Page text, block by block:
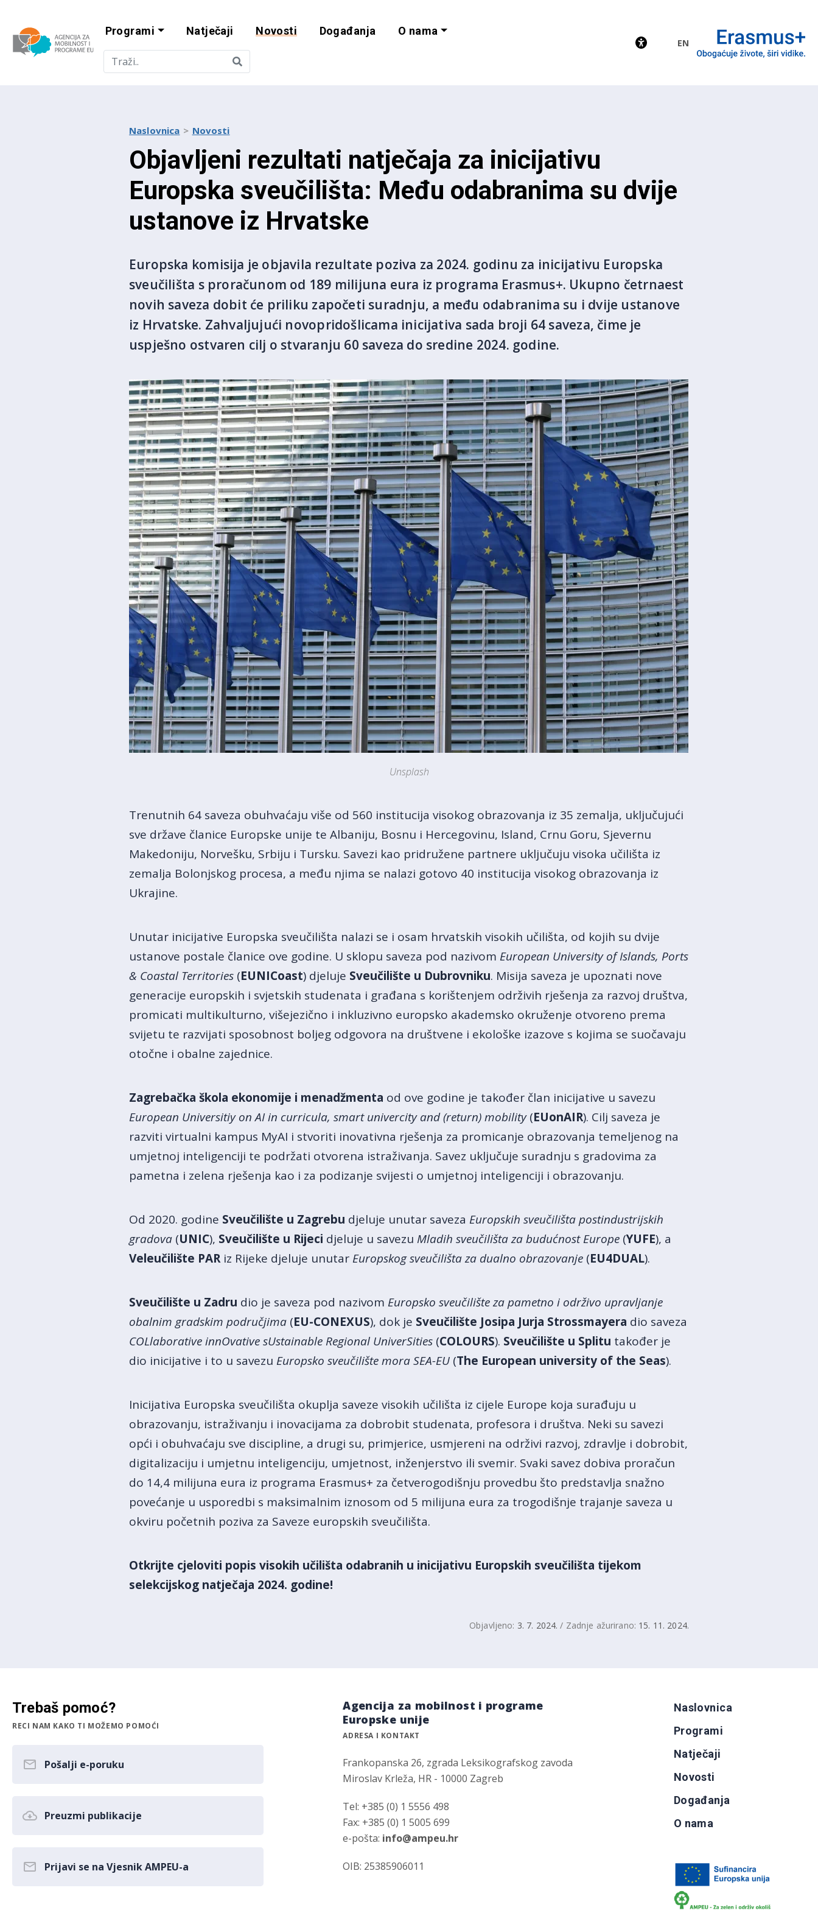
Agencija za mobilnost i programe EU
Programi Natječaji Novosti Događanja O nama
EN
Naslovnica Novosti
Objavljeni rezultati natječaja za inicijativu
Europska sveučilišta: Među odabranima su dvije
ustanove iz Hrvatske
Europska komisija je objavila rezultate poziva za 2024. godinu za inicijativu Europska
sveučilišta s proračunom od 189 milijuna eura iz programa Erasmus+. Ukupno četrnaest
novih saveza dobit će priliku započeti suradnju, a među odabranima su i dvije ustanove
iz Hrvatske. Zahvaljujući novopridošlicama inicijativa sada broji 64 saveza, čime je
uspješno ostvaren cilj o stvaranju 60 saveza do sredine 2024. godine.
Unsplash
Trenutnih 64 saveza obuhvaćaju više od 560 institucija visokog obrazovanja iz 35 zemalja, uključujući
sve države članice Europske unije te Albaniju, Bosnu i Hercegovinu, Island, Crnu Goru, Sjevernu
Makedoniju, Norvešku, Srbiju i Tursku. Savezi kao pridružene partnere uključuju visoka učilišta iz
zemalja Bolonjskog procesa, a među njima se nalazi gotovo 40 institucija visokog obrazovanja iz
Ukrajine.
Unutar inicijative Europska sveučilišta nalazi se i osam hrvatskih visokih učilišta, od kojih su dvije
ustanove postale članice ove godine. U sklopu saveza pod nazivom European University of Islands, Ports
& Coastal Territories (EUNICoast) djeluje Sveučilište u Dubrovniku. Misija saveza je upoznati nove
generacije europskih i svjetskih studenata i građana s korištenjem održivih rješenja za razvoj društva,
promicati multikulturno, višejezično i inkluzivno europsko akademsko okruženje otvoreno prema
svijetu te razvijati sposobnost boljeg odgovora na društvene i ekološke izazove s kojima se suočavaju
otočne i obalne zajednice.
Zagrebačka škola ekonomije i menadžmenta od ove godine je također član inicijative u savezu
European Universitiy on AI in curricula, smart univercity and (return) mobility(EUonAIR). Cilj saveza je
razviti virtualni kampus MyAI i stvoriti inovativna rješenja za promicanje obrazovanja temeljenog na
umjetnoj inteligenciji te podržati otvorena istraživanja. Savez uključuje suradnju s gradovima za
pametna i zelena rješenja kao i za podizanje svijesti o umjetnoj inteligenciji i obrazovanju.
Od 2020. godine Sveučilište u Zagrebu djeluje unutar saveza Europskih sveučilišta postindustrijskih
gradova (UNIC), Sveučilište u Rijeci djeluje u savezu Mladih sveučilišta za budućnost Europe (YUFE), a
Veleučilište PARiz Rijeke djeluje unutar Europskog sveučilišta za dualno obrazovanje (EU4DUAL).
Sveučilište u Zadru dio je saveza pod nazivom Europsko sveučilište za pametno i održivo upravljanje
obalnim gradskim područjima (EU-CONEXUS), dok je Sveučilište Josipa Jurja Strossmayera dio saveza
COLlaborative innOvative sUstainable Regional UniverSities (COLOURS). Sveučilište u Splitu također je
dio inicijative i to u savezu Europsko sveučilište mora SEA-EU (The European university of the Seas).
Inicijativa Europska sveučilišta okuplja saveze visokih učilišta iz cijele Europe koja surađuju u
obrazovanju, istraživanju i inovacijama za dobrobit studenata, profesora i društva. Neki su savezi
opći i obuhvaćaju sve discipline, a drugi su, primjerice, usmjereni na održivi razvoj, zdravlje i dobrobit,
digitalizaciju i umjetnu inteligenciju, umjetnost, inženjerstvo ili svemir. Svaki savez dobiva proračun
do 14,4 milijuna eura iz programa Erasmus+ za četverogodišnju provedbu što predstavlja snažno
povećanje u usporedbi s maksimalnim iznosom od 5 milijuna eura za trogodišnje trajanje saveza u
okviru početnih poziva za Saveze europskih sveučilišta.
Otkrijte cjeloviti popis visokih učilišta odabranih u inicijativu Europskih sveučilišta tijekom
selekcijskog natječaja 2024. godine!
Objavljeno: 3. 7. 2024. / Zadnje ažurirano: 15. 11. 2024.
Trebaš pomoć?
RECI NAM KAKO TI MOŽEMO POMOĆI
Pošalji e-poruku
Preuzmi publikacije
Prijavi se na Vjesnik AMPEU-a
Agencija za mobilnost i programe
Europske unije
ADRESA I KONTAKT
Frankopanska 26, zgrada Leksikografskog zavoda
Miroslav Krleža, HR - 10000 Zagreb
Tel: +385 (0) 1 5556 498
Fax: +385 (0) 1 5005 699
e-pošta: info@ampeu.hr
OIB: 25385906011
Naslovnica
Programi
Natječaji
Novosti
Događanja
O nama